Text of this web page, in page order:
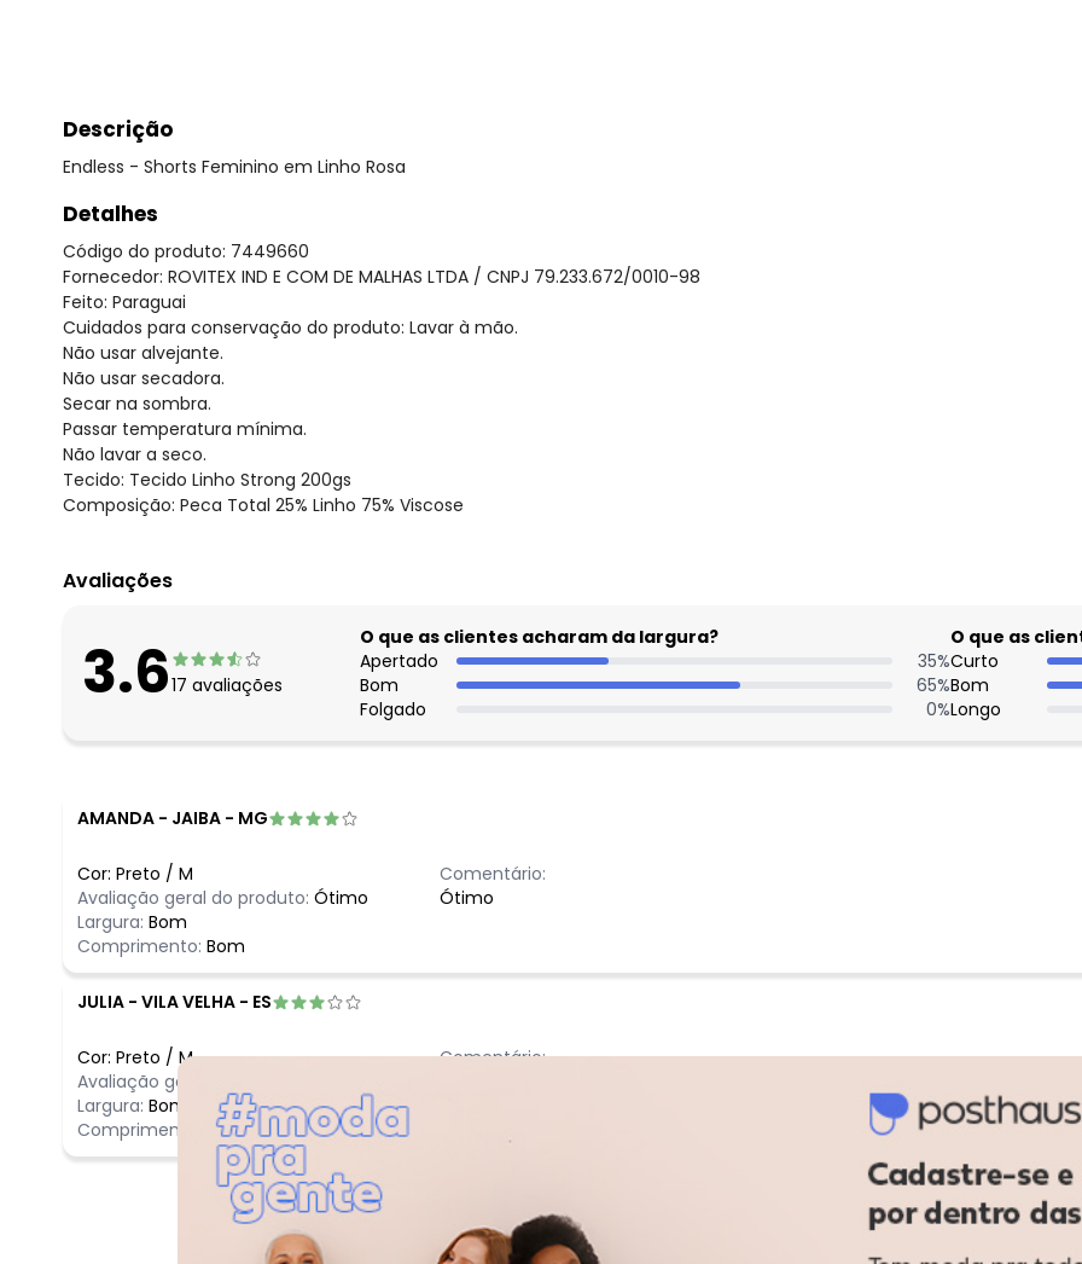
Descrição
Endless - Shorts Feminino em Linho Rosa
Detalhes
Código do produto: 7449660
Fornecedor: ROVITEX IND E COM DE MALHAS LTDA / CNPJ 79.233.672/0010-98
Feito: Paraguai
Cuidados para conservação do produto: Lavar à mão.
Não usar alvejante.
Não usar secadora.
Secar na sombra.
Passar temperatura mínima.
Não lavar a seco.
Tecido: Tecido Linho Strong 200gs
Composição: Peca Total 25% Linho 75% Viscose
Avaliações
3.617 avaliações
O que as clientes acharam da largura?
Apertado
35%
Bom
65%
Folgado
0%
O que as
Curto
Bom
Longo
AMANDA - JAIBA - MG
Cor: Preto / M
Avaliação geral do produto: Ótimo
Largura: Bom
Comprimento: Bom
Comentário:
Ótimo
JULIA - VILA VELHA - ES
Cor: Preto / M
Avaliação geral do produto:
Largura: Bom
Comprimento:
Bom
Comentário: